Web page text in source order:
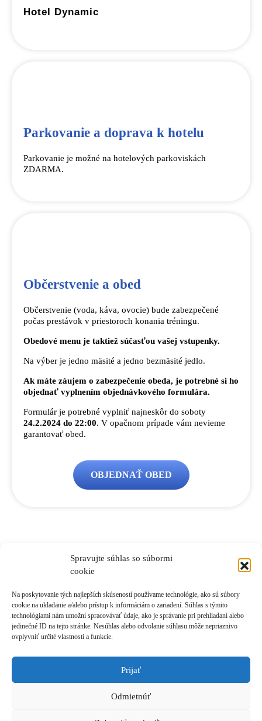
Spravujte súhlas so súbormi
cookie
Na poskytovanie tých najlepších skúseností používame technológie, ako sú súbory
cookie na ukladanie a/alebo prístup k informáciám o zariadení. Súhlas s týmito
technológiami nám umožní spracovávať údaje, ako je správanie pri prehliadaní alebo
jedinečné ID na tejto stránke. Nesúhlas alebo odvolanie súhlasu môže nepriaznivo
ovplyvniť určité vlastnosti a funkcie.
Prijať
Odmietnúť
Hotel Dynamic
Parkovanie a doprava k hotelu
Parkovanie je možné na hotelových parkoviskách
ZDARMA.
Občerstvenie a obed
Občerstvenie (voda, káva, ovocie) bude zabezpečené
počas prestávok v priestoroch konania tréningu.
Obedové menu je taktiež súčasťou vašej vstupenky.
Na výber je jedno mäsité a jedno bezmäsité jedlo.
Ak máte záujem o zabezpečenie obeda, je potrebné si ho
objednať vyplnením objednávkového formulára.
Formulár je potrebné vyplniť najneskôr do soboty
24.2.2024 do 22:00. V opačnom prípade vám nevieme
garantovať obed.
OBJEDNAŤ OBED
Máte ďalšie otázky?
V prípade akýchkoľvek otázok nás neváhajte kontaktovať e-
mailom naakademia@andywinson.com
zavoláme Vám späť.
Andy a tím Akadémie Andyho Winsona